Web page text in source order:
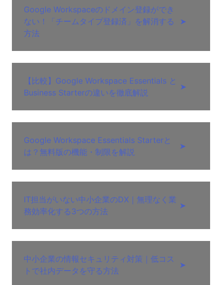
Google Workspaceのドメイン登録ができ
ない！「チームタイプ登録済」を解消する
方法
➤
【比較】Google Workspace Essentials と
Business Starterの違いを徹底解説
➤
Google Workspace Essentials Starterと
は？無料版の機能・制限を解説
➤
IT担当がいない中小企業のDX｜無理なく業
務効率化する3つの方法
➤
中小企業の情報セキュリティ対策｜低コス
トで社内データを守る方法
➤